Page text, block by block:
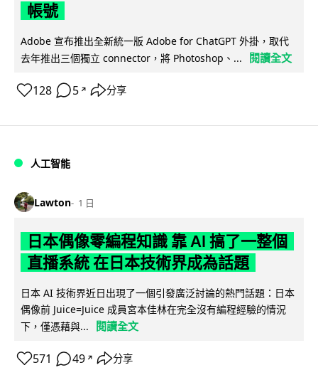
帳號
Adobe 宣布推出全新統一版 Adobe for ChatGPT 外掛，取代
去年推出三個獨立 connector，將 Photoshop、...
閱讀全文
128 5 ↗ 分享
人工智能
Lawton 1 日
日本偶像零編程知識 靠 AI 搞了一整個
直播系統 在日本技術界成為話題
日本 AI 技術界近日出現了一個引發廣泛討論的熱門話題：日本
偶像前 Juice=Juice 成員宮本佳林在完全沒有編程經驗的情況
下，僅憑藉與...
閱讀全文
571 49 ↗ 分享